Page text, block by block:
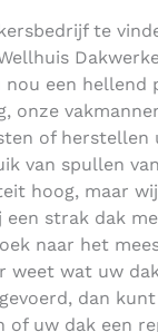
te
nou een
onze
of herstellen
van spullen
hoog, maar
strak dak
naar het
weet wat uw
dan
of uw dak een